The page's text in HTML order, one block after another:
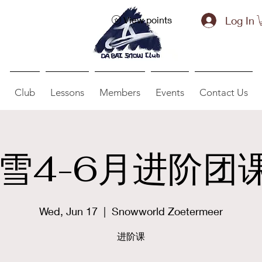
View points Log In
Club Lessons Members Events Contact Us
4-6月进阶团
Wed, Jun 17
  |
Snowworld Zoetermeer
进阶课